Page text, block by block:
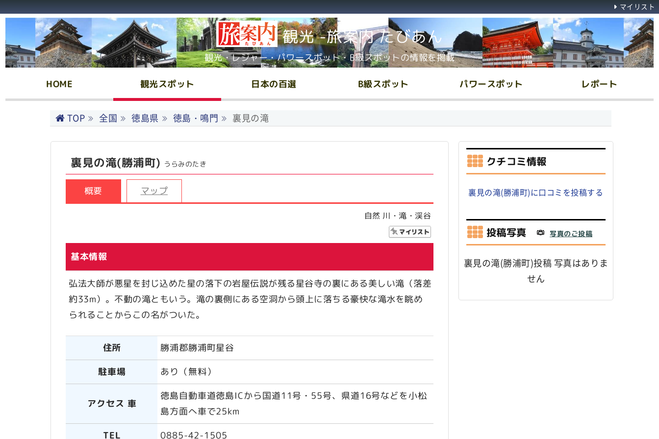
観光 -旅案内 たびあん
観光・レジャー・パワースポット・B級スポットの情報を掲載
HOME 観光スポット 日本の百選 B級スポット パワースポット レポート
マイリスト
TOP 全国 徳島県 徳島・鳴門 裏見の滝
裏見の滝(勝浦町) うらみのたき
概要 マップ
自然 川・滝・渓谷
基本情報
弘法大師が悪星を封じ込めた星の落下の岩屋伝説が残る星谷寺の裏にある美しい滝（落差
約33m）。不動の滝ともいう。滝の裏側にある空洞から頭上に落ちる豪快な滝水を眺め
られることからこの名がついた。
住所
勝浦郡勝浦町星谷
駐車場
あり（無料）
アクセス 車
徳島自動車道徳島ICから国道11号・55号、県道16号などを小松
島方面へ車で25km
TEL
0885-42-1505
クチコミ情報
裏見の滝(勝浦町)に口コミを投稿する
投稿写真 写真のご投稿
裏見の滝(勝浦町)投稿 写真はありま
せん